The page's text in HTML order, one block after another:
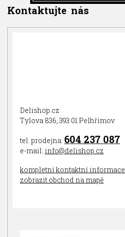
Kontaktujte nás
Delishop.cz
Tylova 836, 393 01 Pelhřimov
tel. prodejna: 604 237 087
e-mail: info@delishop.cz
kompletní kontaktní informace
zobrazit obchod na mapě